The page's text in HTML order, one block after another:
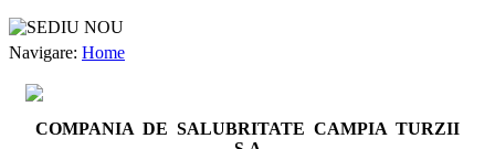
Navigare: Home
COMPANIA DE SALUBRITATE CAMPIA TURZII